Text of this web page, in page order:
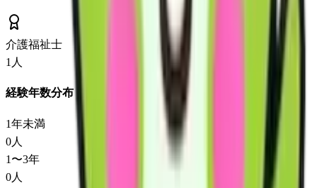
介護福祉士
1 人
経験年数分布
1年未満
0人
1〜3年
0人